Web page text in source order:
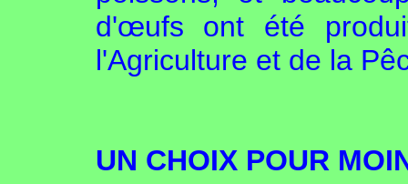
d'œufs ont été
l'Agriculture et de la
UN CHOIX POUR